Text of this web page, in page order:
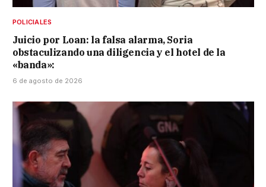
POLICIALES
Juicio por Loan: la falsa alarma, Soria
obstaculizando una diligencia y el hotel de la
«banda»:
6 de agosto de 2026